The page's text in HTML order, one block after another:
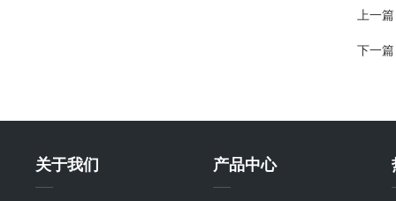
上一
下一
关于我们 产品中心